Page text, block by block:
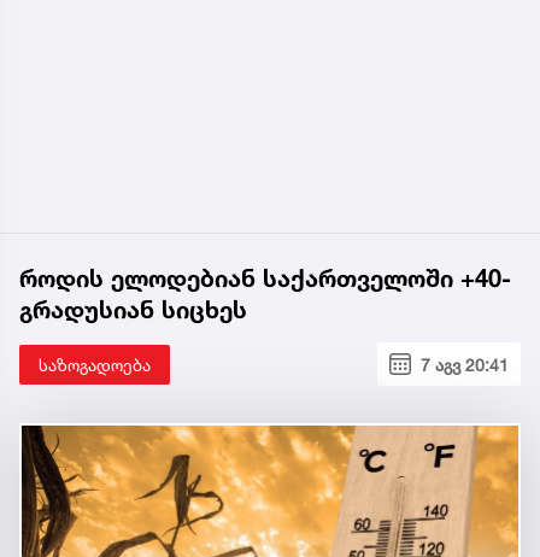
როდის ელოდებიან საქართველოში +40-
გრადუსიან სიცხეს
საზოგადოება 7 აგვ 20:41